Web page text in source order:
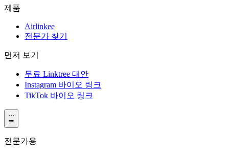
제품
Airlinkee
전문가 찾기
먼저 보기
무료 Linktree 대안
Instagram 바이오 링크
TikTok 바이오 링크
···
전문가용